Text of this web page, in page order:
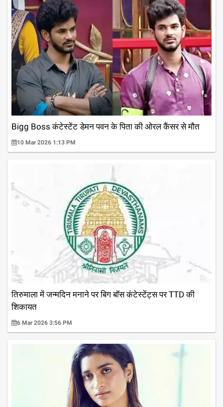
Bigg Boss कंटेस्टेंट डेमन पवन के पिता की ओरल कैंसर से मौत
10 Mar 2026 1:13 PM
तिरुमाला में जन्मदिन मनाने पर बिग बॉस कंटेस्टेंट्स पर TTD की
शिकायत
6 Mar 2026 3:56 PM